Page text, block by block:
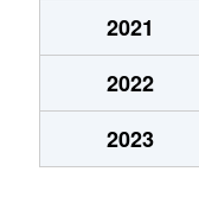
2021
2022
2023